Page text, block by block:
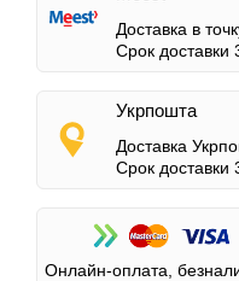
Доставка в
Срок доставки
Укрпошта
Доставка
Срок доставки
Онлайн-оплата,